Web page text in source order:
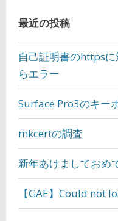
最近の投稿
自己証明書のhttps
らエラー
Surface Pro3のキー
mkcertの調査
新年あけましておめ
【GAE】Could not